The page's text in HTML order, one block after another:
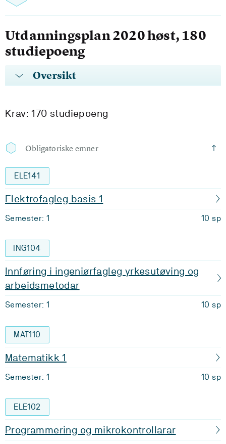
Utdanningsplan 2020 høst, 180
studiepoeng
Oversikt
Krav: 170 studiepoeng
Obligatoriske emner
ELE141
Elektrofagleg basis 1
Semester: 1 10 sp
ING104
Innføring i ingeniørfagleg yrkesutøving og
arbeidsmetodar
Semester: 1 10 sp
MAT110
Matematikk 1
Semester: 1 10 sp
ELE102
Programmering og mikrokontrollarar